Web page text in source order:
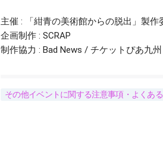
主催 : 「紺青の美術館からの脱出」製作
企画制作 : SCRAP
制作協力 : Bad News / チケットぴあ九州
その他イベントに関する注意事項・よくあ